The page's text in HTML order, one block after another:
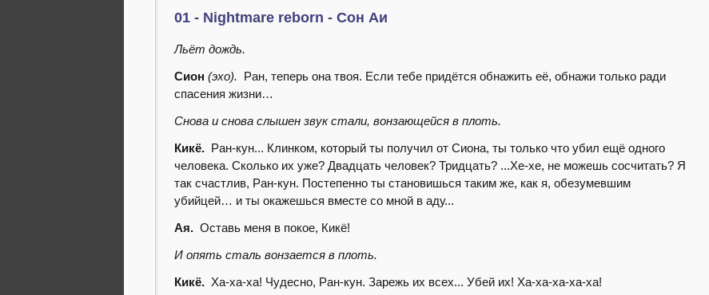
01 - Nightmare reborn - Сон Аи
Льёт дождь.
Сион (эхо). Ран, теперь она твоя. Если тебе придётся обнажить её, обнажи только ради
спасения жизни…
Снова и снова слышен звук стали, вонзающейся в плоть.
Кикё. Ран-кун... Клинком, который ты получил от Сиона, ты только что убил ещё одного
человека. Сколько их уже? Двадцать человек? Тридцать? ...Хе-хе, не можешь сосчитать? Я
так счастлив, Ран-кун. Постепенно ты становишься таким же, как я, обезумевшим
убийцей… и ты окажешься вместе со мной в аду...
Ая. Оставь меня в покое, Кикё!
И опять сталь вонзается в плоть.
Кикё. Ха-ха-ха! Чудесно, Ран-кун. Зарежь их всех... Убей их! Ха-ха-ха-ха-ха!